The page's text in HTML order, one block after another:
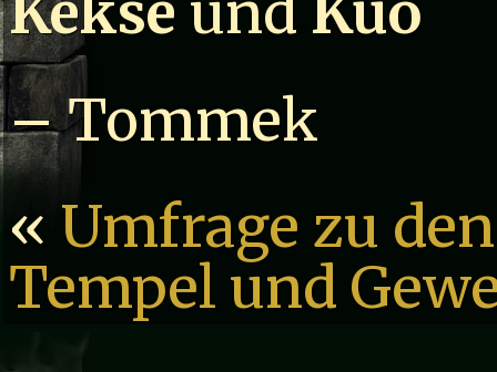
– Tommek
« Umfrage zu
Tempel und